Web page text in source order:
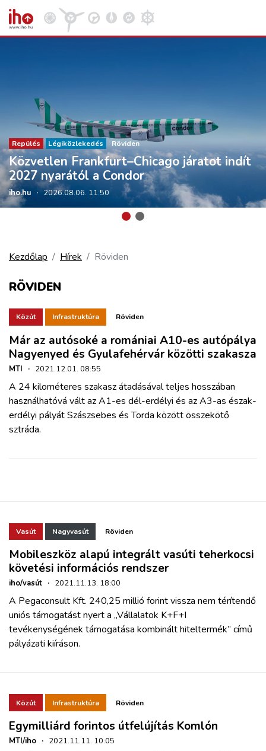
KÖZÚT
REPÜLÉS
KÖZLEKEDÉSFEJLESZTÉS
BLOG
ARCHÍVUM
WEBSHOP
Repülés Légiközlekedés Röviden
Közvetlen Frankfurt–Chicago járatot indít
2027 nyarától a Condor
iho.hu · 2026.08.06. 11:50
Kezdőlap Hírek Röviden
RÖVIDEN
Közút Infrastruktúra Röviden
Már az autósoké a romániai A10-es autópálya
Nagyenyed és Gyulafehérvár közötti szakasza
MTI · 2021.12.01. 08:55
A 24 kilométeres szakasz átadásával teljes hosszában
használhatóvá vált az A1-es dél-erdélyi és az A3-as észak-
erdélyi pályát Szászsebes és Torda között összekötő
sztráda.
Vasút Nagyvasút Röviden
Mobileszköz alapú integrált vasúti teherkocsi
követési információs rendszer
iho/vasút · 2021.11.13. 18:00
A Pegaconsult Kft. 240,25 millió forint vissza nem térítendő
uniós támogatást nyert a „Vállalatok K+F+I
tevékenységének támogatása kombinált hiteltermék” című
pályázati kiíráson.
Közút Infrastruktúra Röviden
Egymilliárd forintos útfelújítás Komlón
MTI/iho · 2021.11.11. 10:05